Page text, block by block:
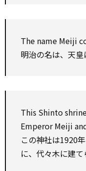
The name Meiji
明治の名は、天皇
This Shinto
Emperor Meiji
この神社は1920
に、代々木に建て